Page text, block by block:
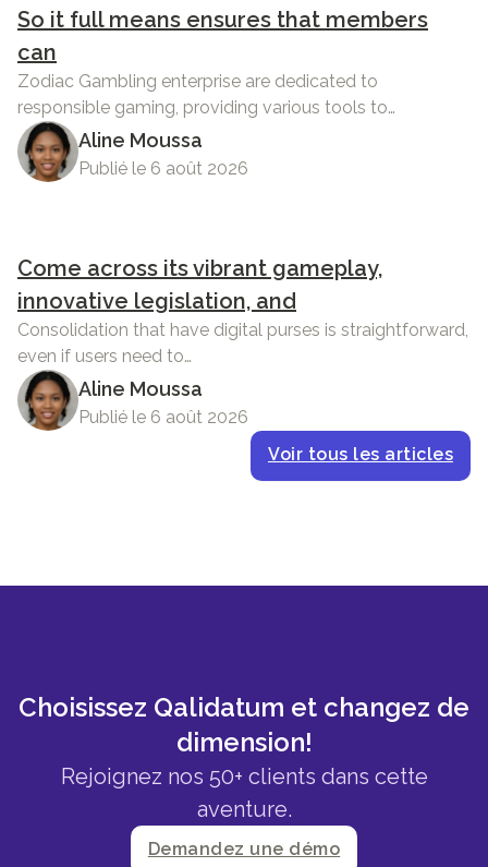
So it full means ensures that members
can
Zodiac Gambling enterprise are dedicated to
responsible gaming, providing various tools to…
Aline Moussa
Publié le 6 août 2026
Come across its vibrant gameplay,
innovative legislation, and
Consolidation that have digital purses is straightforward,
even if users need to…
Aline Moussa
Publié le 6 août 2026
Voir tous les articles
Choisissez Qalidatum et changez de
dimension!
Rejoignez nos 50+ clients dans cette
aventure.
Demandez une démo